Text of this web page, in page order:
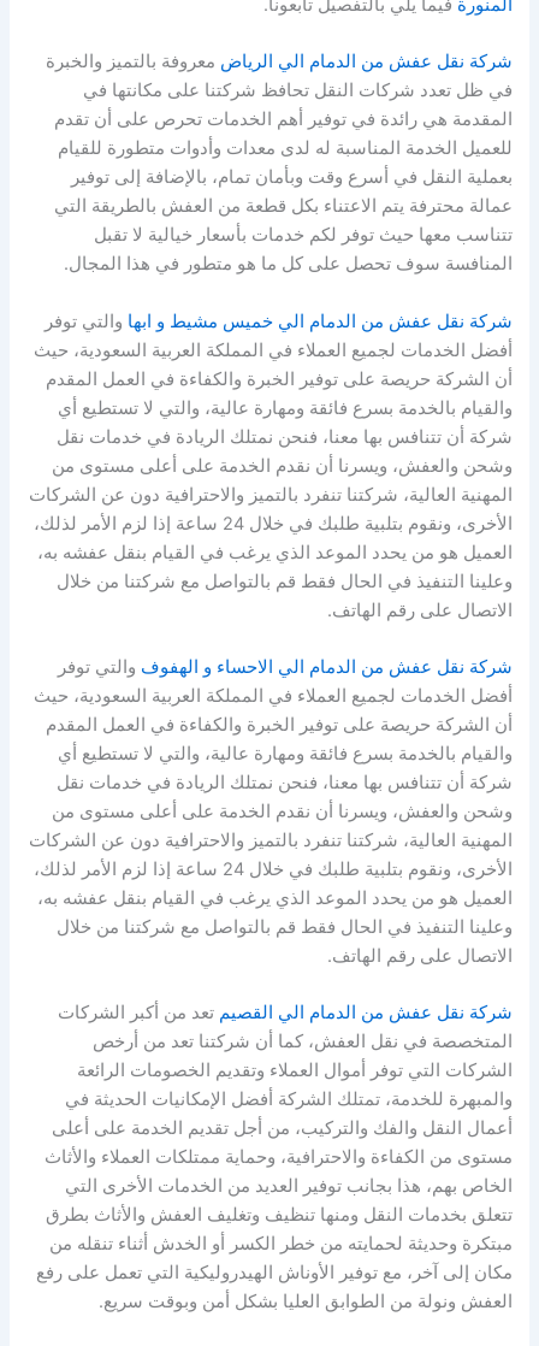
المنورة فيما يلي بالتفصيل تابعونا.
شركة نقل عفش من الدمام الي الرياض معروفة بالتميز والخبرة
في ظل تعدد شركات النقل تحافظ شركتنا على مكانتها في
المقدمة هي رائدة في توفير أهم الخدمات تحرص على أن تقدم
للعميل الخدمة المناسبة له لدى معدات وأدوات متطورة للقيام
بعملية النقل في أسرع وقت وبأمان تمام، بالإضافة إلى توفير
عمالة محترفة يتم الاعتناء بكل قطعة من العفش بالطريقة التي
تتناسب معها حيث توفر لكم خدمات بأسعار خيالية لا تقبل
المنافسة سوف تحصل على كل ما هو متطور في هذا المجال.
شركة نقل عفش من الدمام الي خميس مشيط و ابها والتي توفر
أفضل الخدمات لجميع العملاء في المملكة العربية السعودية، حيث
أن الشركة حريصة على توفير الخبرة والكفاءة في العمل المقدم
والقيام بالخدمة بسرع فائقة ومهارة عالية، والتي لا تستطيع أي
شركة أن تتنافس بها معنا، فنحن نمتلك الريادة في خدمات نقل
وشحن والعفش، ويسرنا أن نقدم الخدمة على أعلى مستوى من
المهنية العالية، شركتنا تنفرد بالتميز والاحترافية دون عن الشركات
الأخرى، ونقوم بتلبية طلبك في خلال 24 ساعة إذا لزم الأمر لذلك،
العميل هو من يحدد الموعد الذي يرغب في القيام بنقل عفشه به،
وعلينا التنفيذ في الحال فقط قم بالتواصل مع شركتنا من خلال
الاتصال على رقم الهاتف.
شركة نقل عفش من الدمام الي الاحساء و الهفوف والتي توفر
أفضل الخدمات لجميع العملاء في المملكة العربية السعودية، حيث
أن الشركة حريصة على توفير الخبرة والكفاءة في العمل المقدم
والقيام بالخدمة بسرع فائقة ومهارة عالية، والتي لا تستطيع أي
شركة أن تتنافس بها معنا، فنحن نمتلك الريادة في خدمات نقل
وشحن والعفش، ويسرنا أن نقدم الخدمة على أعلى مستوى من
المهنية العالية، شركتنا تنفرد بالتميز والاحترافية دون عن الشركات
الأخرى، ونقوم بتلبية طلبك في خلال 24 ساعة إذا لزم الأمر لذلك،
العميل هو من يحدد الموعد الذي يرغب في القيام بنقل عفشه به،
وعلينا التنفيذ في الحال فقط قم بالتواصل مع شركتنا من خلال
الاتصال على رقم الهاتف.
شركة نقل عفش من الدمام الي القصيم تعد من أكبر الشركات
المتخصصة في نقل العفش، كما أن شركتنا تعد من أرخص
الشركات التي توفر أموال العملاء وتقديم الخصومات الرائعة
والمبهرة للخدمة، تمتلك الشركة أفضل الإمكانيات الحديثة في
أعمال النقل والفك والتركيب، من أجل تقديم الخدمة على أعلى
مستوى من الكفاءة والاحترافية، وحماية ممتلكات العملاء والأثاث
الخاص بهم، هذا بجانب توفير العديد من الخدمات الأخرى التي
تتعلق بخدمات النقل ومنها تنظيف وتغليف العفش والأثاث بطرق
مبتكرة وحديثة لحمايته من خطر الكسر أو الخدش أثناء تنقله من
مكان إلى آخر، مع توفير الأوناش الهيدروليكية التي تعمل على رفع
العفش ونولة من الطوابق العليا بشكل أمن وبوقت سريع.